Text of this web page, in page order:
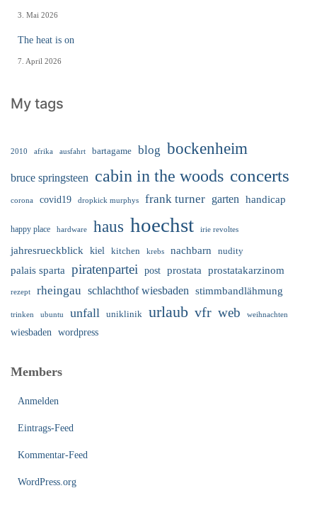
3. Mai 2026
The heat is on
7. April 2026
My tags
2010 afrika ausfahrt bartagame blog bockenheim
bruce springsteen cabin in the woods concerts
corona covid19 dropkick murphys frank turner garten handicap
happy place hardware haus hoechst irie revoltes
jahresrueckblick kiel kitchen krebs nachbarn nudity
palais sparta piratenpartei post prostata prostatakarzinom
rezept rheingau schlachthof wiesbaden stimmbandlähmung
trinken ubuntu unfall uniklinik urlaub vfr web weihnachten
wiesbaden wordpress
Members
Anmelden
Eintrags-Feed
Kommentar-Feed
WordPress.org